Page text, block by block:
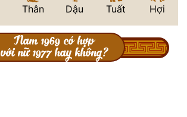
Thân Dậu Tuất Hợi
Nam 1969 có hợp
với nữ 1977 hay không?